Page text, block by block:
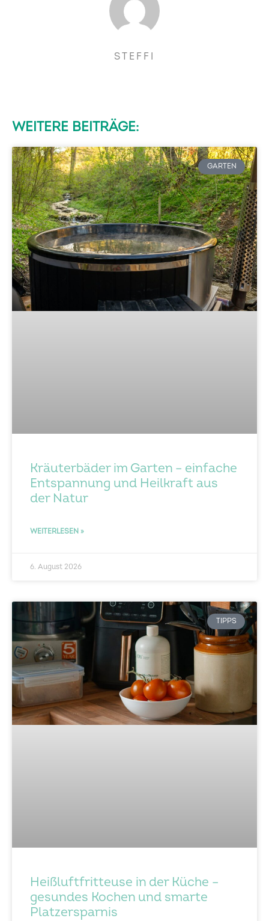
STEFFI
WEITERE BEITRÄGE:
GARTEN
Kräuterbäder im Garten – einfache
Entspannung und Heilkraft aus
der Natur
WEITERLESEN »
6. August 2026
TIPPS
Heißluftfritteuse in der Küche –
gesundes Kochen und smarte
Platzersparnis